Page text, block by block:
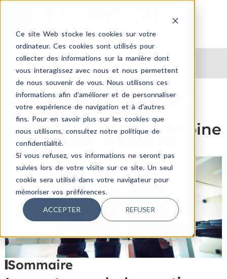
Ce site Web stocke les cookies sur votre
ordinateur. Ces cookies sont utilisés pour
collecter des informations sur la manière dont
vous interagissez avec nous et nous permettent
de nous souvenir de vous. Nous utilisons ces
informations afin d'améliorer et de personnaliser
votre expérience de navigation et à d'autres
fins. Pour en savoir plus sur les cookies que
nous utilisons, consultez notre politique de
confidentialité.
Si vous refusez, vos informations ne seront pas
suivies lors de votre visite sur ce site. Un seul
cookie sera utilisé dans votre navigateur pour
mémoriser vos préférences.
ACCEPTER REFUSER
L’interprofessionnalité :
une solution pour
optimiser votre patrimoine
Guillaume Enguehard
Avis d'experts
Sommaire